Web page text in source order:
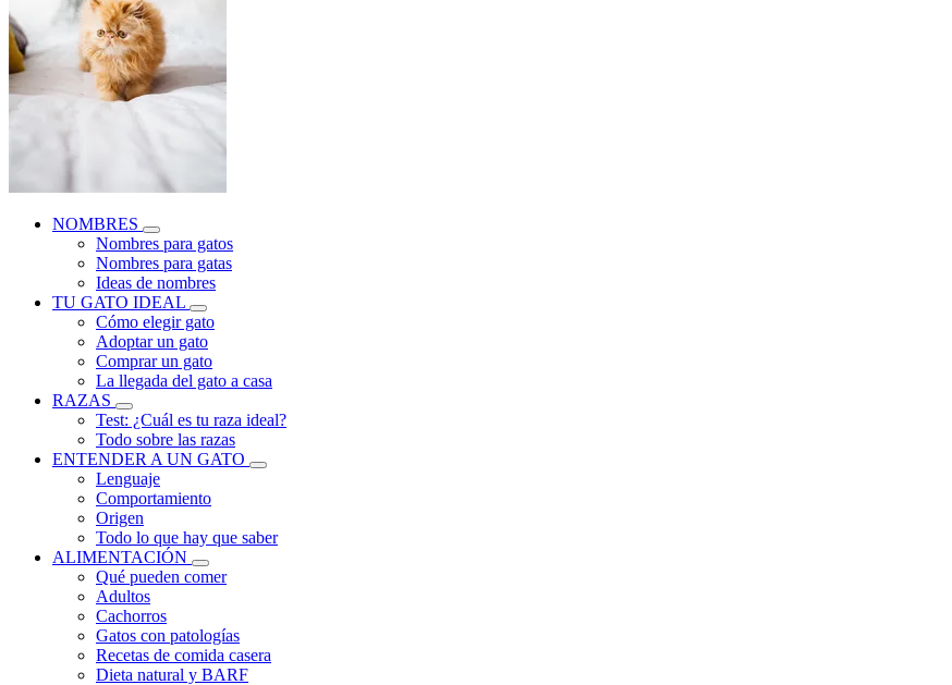
NOMBRES
Nombres para gatos
Nombres para gatas
Ideas de nombres
TU GATO IDEAL
Cómo elegir gato
Adoptar un gato
Comprar un gato
La llegada del gato a casa
RAZAS
Test: ¿Cuál es tu raza ideal?
Todo sobre las razas
ENTENDER A UN GATO
Lenguaje
Comportamiento
Origen
Todo lo que hay que saber
ALIMENTACIÓN
Qué pueden comer
Adultos
Cachorros
Gatos con patologías
Recetas de comida casera
Dieta natural y BARF